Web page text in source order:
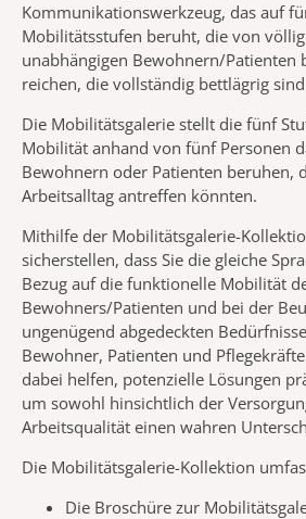
Kommunikationswerkzeug, das auf
Mobilitätsstufen beruht, die von
unabhängigen Bewohnern/Patienten
reichen, die vollständig bettlägrig
Die Mobilitätsgalerie stellt die fünf
Mobilität anhand von fünf Personen
Bewohnern oder Patienten beruhen,
Arbeitsalltag antreffen könnten.
Mithilfe der Mobilitätsgalerie-
sicherstellen, dass Sie die gleiche
Bezug auf die funktionelle Mobilität
Bewohners/Patienten und bei der
ungenügend abgedeckten
Bewohner, Patienten und
dabei helfen, potenzielle Lösungen
um sowohl hinsichtlich der
Arbeitsqualität einen wahren
Die Mobilitätsgalerie-Kollektion
Die Broschüre zur